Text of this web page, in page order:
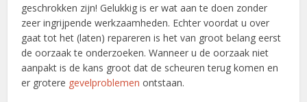
geschrokken zijn! Gelukkig is er wat aan te doen zonder
zeer ingrijpende werkzaamheden. Echter voordat u over
gaat tot het (laten) repareren is het van groot belang eerst
de oorzaak te onderzoeken. Wanneer u de oorzaak niet
aanpakt is de kans groot dat de scheuren terug komen en
er grotere gevelproblemen ontstaan.